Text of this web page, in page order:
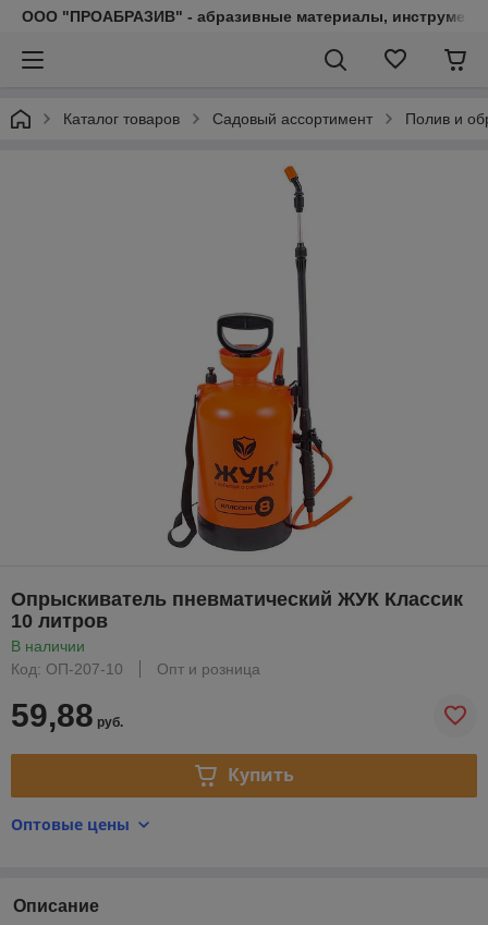
ООО "ПРОАБРАЗИВ" - абразивные материалы, инструмент,
Каталог товаров Садовый ассортимент Полив и
Опрыскиватель пневматический ЖУК Классик
10 литров
В наличии
Код: ОП-207-10
Опт и розница
59,88 руб.
Купить
Оптовые цены
Описание